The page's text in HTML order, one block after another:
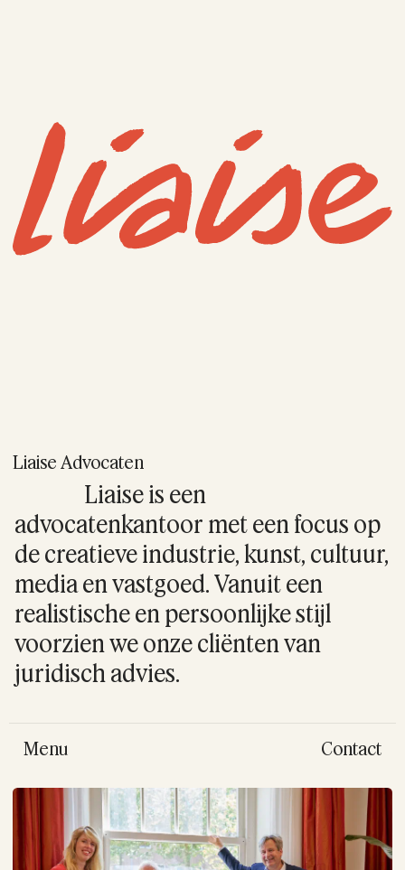
Liaise Advocaten
Liaise is een
advocatenkantoor met een focus op
de creatieve industrie, kunst, cultuur,
media en vastgoed. Vanuit een
realistische en persoonlijke stijl
voorzien we onze cliënten van
juridisch advies.
Menu Contact